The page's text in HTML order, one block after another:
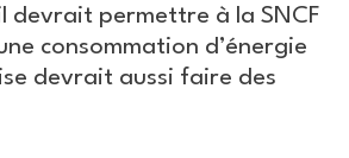
devrait permettre à la SNCF
consommation d’énergie
devrait aussi faire des